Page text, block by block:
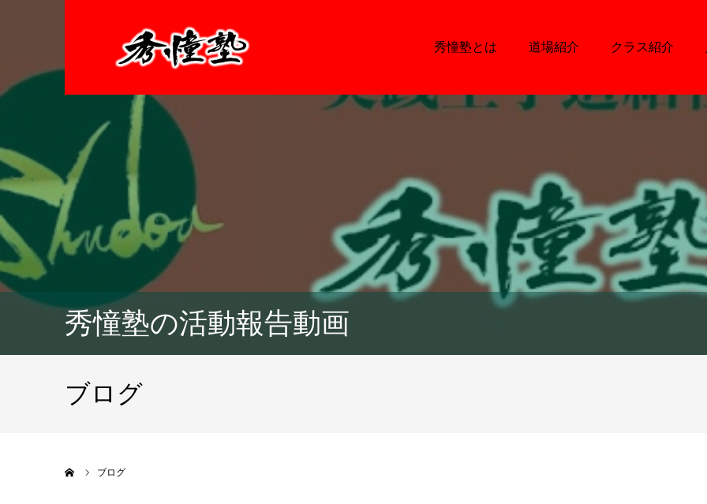
秀憧塾とは 道場紹介 クラス紹介
秀憧塾の活動報告動画
ブログ
ブログ